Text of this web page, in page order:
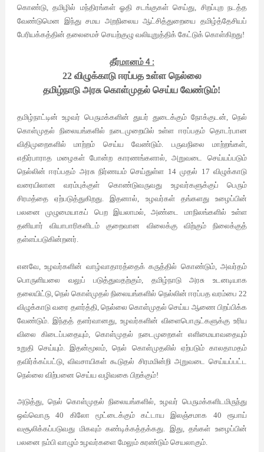
கொண்டு, தமிழில் மந்திரங்கள் ஓதி சடங்குகள் செய்து, சிறப்புற நடத்த
வேண்டுமென இந்து சமய அறநிலைய ஆட்சித்துறையை தமிழ்த்தேசியப்
பேரியக்கத்தின் தலைமைச் செயற்குழு வலியுறுத்திக் கேட்டுக் கொள்கிறது!
தீர்மானம்4 :
22 விழுக்காடு ஈரப்பத உள்ள நெல்லை
தமிழ்நாடு அரசு கொள்முதல் செய்ய வேண்டும்!
தமிழ்நாட்டின் உழவர் பெருமக்களின் துயர் துடைக்கும் நோக்குடன், நெல்
கொள்முதல் நிலையங்களில் நடைமுறையில் உள்ள ஈரப்பதம் தொடர்பான
விதிமுறைகளில் மாற்றம் செய்ய வேண்டும். பருவநிலை மாற்றங்கள்,
எதிர்பாராத மழைகள் போன்ற காரணங்களால், அறுவடை செய்யப்படும்
நெல்லின் ஈரப்பதம் அரசு நிர்ணயம் செய்துள்ள 14 முதல் 17 விழுக்காடு
வரையிலான வரம்புக்குள் கொண்டுவருவது உழவர்களுக்குப் பெரும்
சிரமத்தை ஏற்படுத்துகிறது. இதனால், உழவர்கள் தங்களது உழைப்பின்
பலனை முழுமையாகப் பெற இயலாமல், அண்டை மாநிலங்களில் உள்ள
தனியார் வியாபாரிகளிடம் குறைவான விலைக்கு விற்கும் நிலைக்குத்
தள்ளப்படுகின்றனர்.
எனவே, உழவர்களின் வாழ்வாதாரத்தைக் கருத்தில் கொண்டும், அவர்தம்
பொருளியலை வலுப் படுத்துவதற்கும், தமிழ்நாடு அரசு உடனடியாக
தலையிட்டு, நெல் கொள்முதல் நிலையங்களில் நெல்லின் ஈரப்பத வரம்பை 22
விழுக்காடு வரை தளர்த்தி, நெல்லை கொள்முதல் செய்ய ஆணை பிறப்பிக்க
வேண்டும். இந்தத் தளர்வானது, உழவர்களின் விளைபொருட்களுக்கு உரிய
விலை கிடைப்பதையும், கொள்முதல் நடைமுறைகள் எளிமையாவதையும்
உறுதி செய்யும். இதன்மூலம், நெல் கொள்முதலில் ஏற்படும் காலதாமதம்
தவிர்க்கப்பட்டு, விவசாயிகள் கூடுதல் சிரமமின்றி அறுவடை செய்யப்பட்ட
நெல்லை விற்பனை செய்ய வழிவகை பிறக்கும்!
அடுத்து, நெல் கொள்முதல் நிலையங்களில், உழவர் பெருமக்களிடமிருந்து
ஒவ்வொரு 40 கிலோ மூட்டைக்கும் கட்டாய இலஞ்சமாக 40 ரூபாய்
வசூலிக்கப்படுவது மிகவும் கண்டிக்கத்தக்கது. இது, தங்கள் உழைப்பின்
பலனை நம்பி வாழும் உழவர்களை மேலும் சுரண்டும் செயலாகும்.